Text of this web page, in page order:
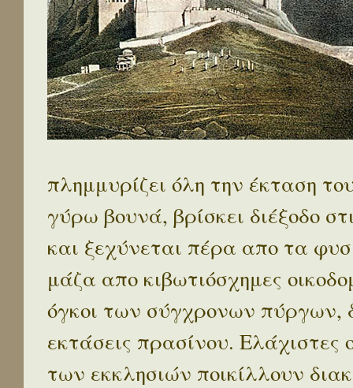
πλημμυρίζει όλη την έκταση
γύρω βουνά, βρίσκει διέξοδο
και ξεχύνεται πέρα απο τα
μάζα απο κιβωτιόσχημες
όγκοι των σύγχρονων πύργων,
εκτάσεις πρασίνου.
των εκκλησιών ποικίλλουν